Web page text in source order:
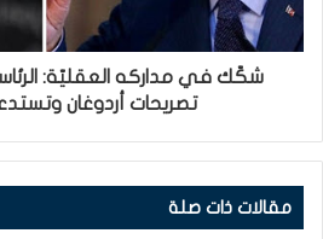
شكّك في مداركه العقليّة:
تصريحات أردوغان
مقالات ذات صلة